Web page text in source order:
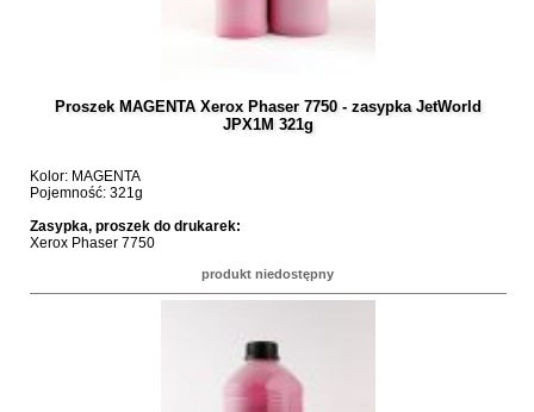
Proszek MAGENTA Xerox Phaser 7750 - zasypka JetWorld
JPX1M 321g
Kolor: MAGENTA
Pojemność: 321g
Zasypka, proszek do drukarek:
Xerox Phaser 7750
produkt niedostępny